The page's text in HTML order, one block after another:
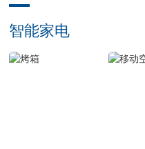
智能家电